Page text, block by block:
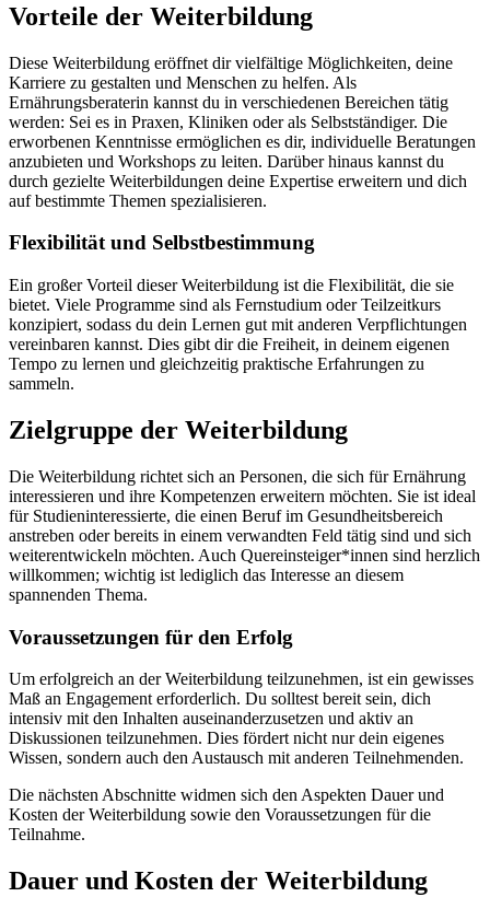
Vorteile der Weiterbildung
Diese Weiterbildung eröffnet dir vielfältige Möglichkeiten, deine
Karriere zu gestalten und Menschen zu helfen. Als
Ernährungsberaterin kannst du in verschiedenen Bereichen tätig
werden: Sei es in Praxen, Kliniken oder als Selbstständiger. Die
erworbenen Kenntnisse ermöglichen es dir, individuelle Beratungen
anzubieten und Workshops zu leiten. Darüber hinaus kannst du
durch gezielte Weiterbildungen deine Expertise erweitern und dich
auf bestimmte Themen spezialisieren.
Flexibilität und Selbstbestimmung
Ein großer Vorteil dieser Weiterbildung ist die Flexibilität, die sie
bietet. Viele Programme sind als Fernstudium oder Teilzeitkurs
konzipiert, sodass du dein Lernen gut mit anderen Verpflichtungen
vereinbaren kannst. Dies gibt dir die Freiheit, in deinem eigenen
Tempo zu lernen und gleichzeitig praktische Erfahrungen zu
sammeln.
Zielgruppe der Weiterbildung
Die Weiterbildung richtet sich an Personen, die sich für Ernährung
interessieren und ihre Kompetenzen erweitern möchten. Sie ist ideal
für Studieninteressierte, die einen Beruf im Gesundheitsbereich
anstreben oder bereits in einem verwandten Feld tätig sind und sich
weiterentwickeln möchten. Auch Quereinsteiger*innen sind herzlich
willkommen; wichtig ist lediglich das Interesse an diesem
spannenden Thema.
Voraussetzungen für den Erfolg
Um erfolgreich an der Weiterbildung teilzunehmen, ist ein gewisses
Maß an Engagement erforderlich. Du solltest bereit sein, dich
intensiv mit den Inhalten auseinanderzusetzen und aktiv an
Diskussionen teilzunehmen. Dies fördert nicht nur dein eigenes
Wissen, sondern auch den Austausch mit anderen Teilnehmenden.
Die nächsten Abschnitte widmen sich den Aspekten Dauer und
Kosten der Weiterbildung sowie den Voraussetzungen für die
Teilnahme.
Dauer und Kosten der Weiterbildung